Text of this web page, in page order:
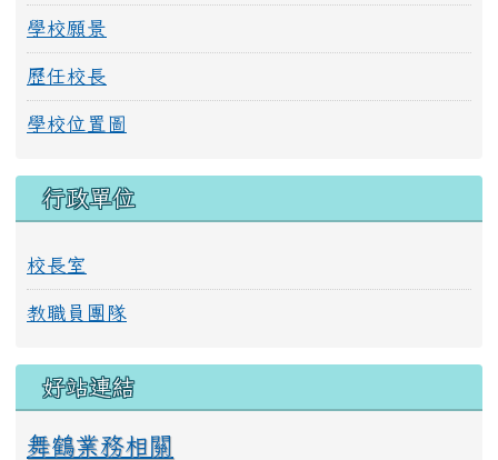
學校願景
歷任校長
學校位置圖
行政單位
校長室
教職員團隊
好站連結
舞鶴業務相關